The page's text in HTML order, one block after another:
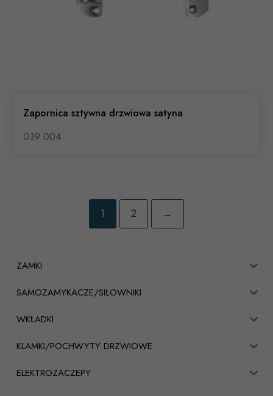
Zapornica sztywna drzwiowa satyna
039 004
1 2 →
ZAMKI
SAMOZAMYKACZE/SIŁOWNIKI
WKŁADKI
KLAMKI/POCHWYTY DRZWIOWE
ELEKTROZACZEPY